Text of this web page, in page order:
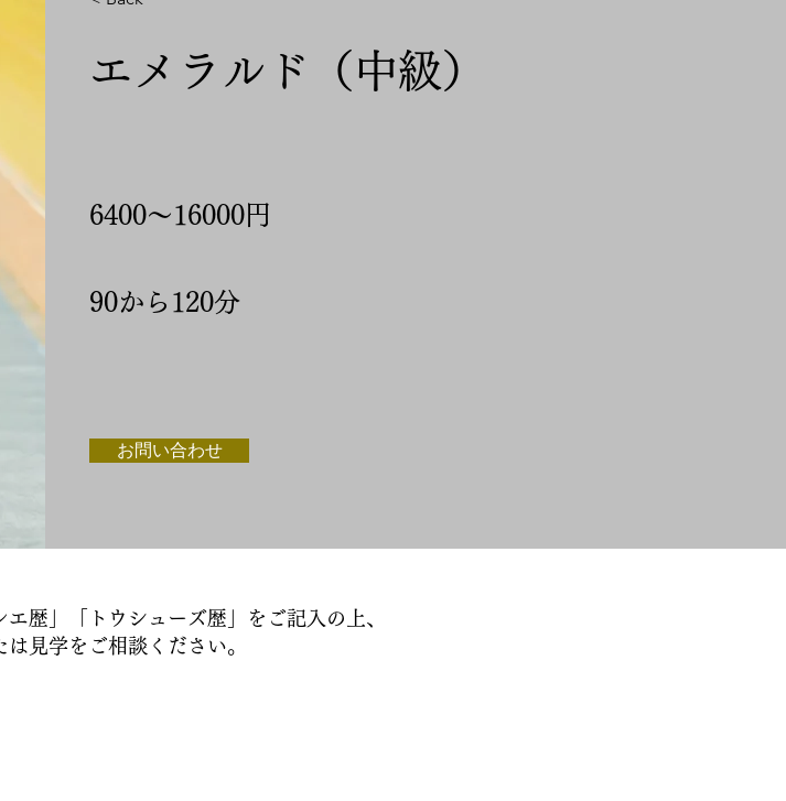
エメラルド（中級）
6400～16000円
90から120分
お問い合わせ
歴」「トウシューズ歴」をご記入の上、
見学をご相談ください。